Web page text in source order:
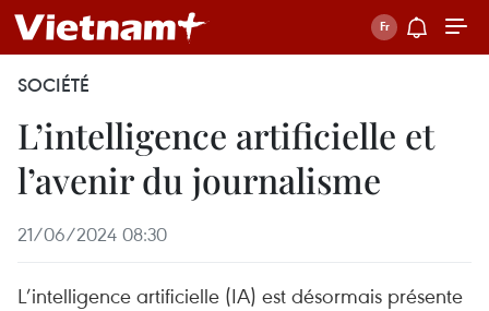
SOCIÉTÉ
L’intelligence artificielle et
l’avenir du journalisme
21/06/2024 08:30
L’intelligence artificielle (IA) est désormais présente